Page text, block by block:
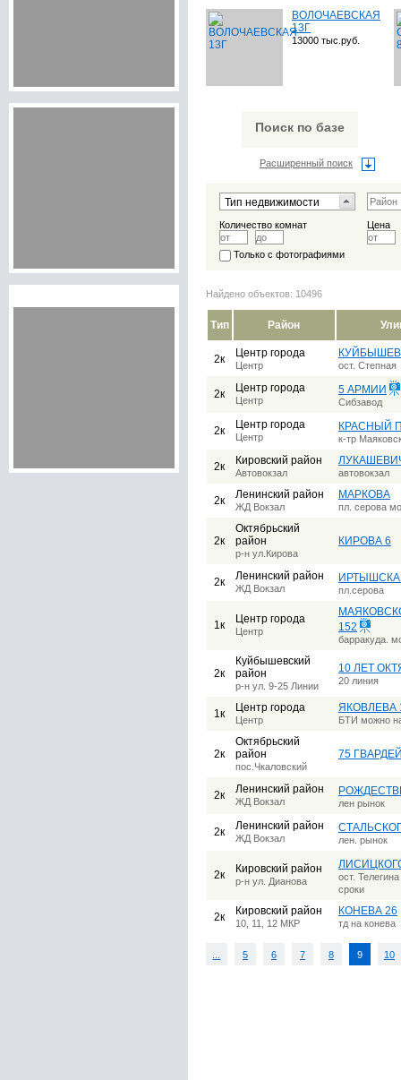
ВОЛОЧАЕВСКАЯ
13Г
13000 тыс.руб.
Поиск по базе
Расширенный поиск
Количество комнат Цена
Только с фотографиями
Найдено объектов: 10496
Тип Район
2к Центр города
Центр ост. Степная
2к Центр города
Центр
5 АРМИИ
Сибзавод
2к Центр города
Центр
КРАСНЫЙ
к-тр
2к Кировский район
Автовокзал автовокзал
2к Ленинский район
ЖД Вокзал
МАРКОВА
пл. серова
2к
Октябрьский
район
р-н ул.Кирова
КИРОВА 6
2к Ленинский район
ЖД Вокзал пл.серова
1к Центр города
Центр
152
барракуда.
2к
Куйбышевский
район
р-н ул. 9-25 Линии
10 ЛЕТ
20 линия
1к Центр города
Центр
ЯКОВЛЕВА
БТИ можно
2к
Октябрьский
район
пос.Чкаловский
75
2к Ленинский район
ЖД Вокзал лен рынок
2к Ленинский район
ЖД Вокзал лен. рынок
2к Кировский район
р-н ул. Дианова
ост.
сроки
2к Кировский район
10, 11, 12 МКР
КОНЕВА 26
тд на конева
5 6 7 8 9 10